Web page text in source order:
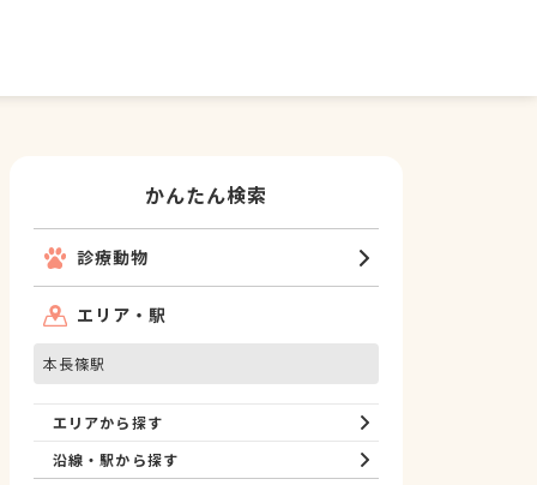
かんたん検索
診療動物
エリア・駅
本長篠駅
エリアから探す
沿線・駅から探す